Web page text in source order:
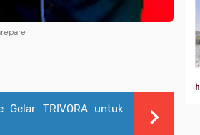
Gelar TRIVORA untuk